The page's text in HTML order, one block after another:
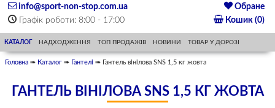
info@sport-non-stop.com.ua
Графік роботи: 8:00 - 17:00
Обране
Кошик (0)
КАТАЛОГ НАДХОДЖЕННЯ ТОП ПРОДАЖІВ НОВИНИ ТОВАР У ДОРОЗІ
Головна ➠ Каталог ➠ Гантелі ➠ Гантель вінілова SNS 1,5 кг жовта
ГАНТЕЛЬ ВІНІЛОВА SNS 1,5 КГ ЖОВТА